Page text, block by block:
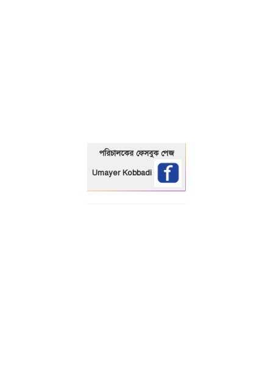
পরিচালকের ফেসবুক পেজ
Umayer Kobbadi